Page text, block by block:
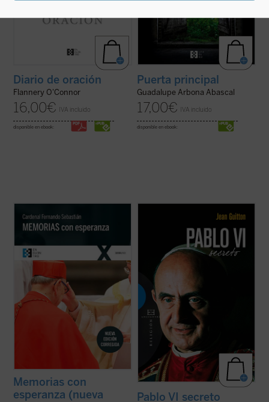
Diario de oración
Flannery O'Connor
16,00€ IVA incluido
disponible en ebook:
Puerta principal
Guadalupe Arbona Abascal
17,00€ IVA incluido
disponible en ebook:
años pasados tenemos la obligación de
ayudar a los más jóvenes a conocer la
demasiadas tensiones, demasiados
rechazos, ...(ver ficha)
Memorias con
esperanza (nueva
El presente libro, publicado originalmente
un año después de la muerte de Pablo VI,
recoge las notas tomadas por Jean Guitton
a lo largo de veintisiete años (1950-1977)
de encuentros con Montini, de quien fue
amigo, y quien le confió sus ...
(ver ficha)
Pablo VI secreto